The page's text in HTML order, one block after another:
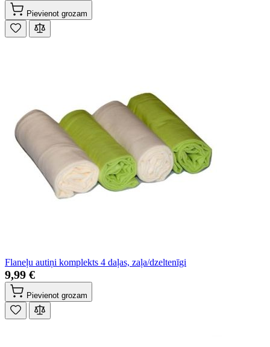
Pievienot grozam
Flaneļu autiņi komplekts 4 daļas, zaļa/dzeltenīgi
9,99 €
Pievienot grozam